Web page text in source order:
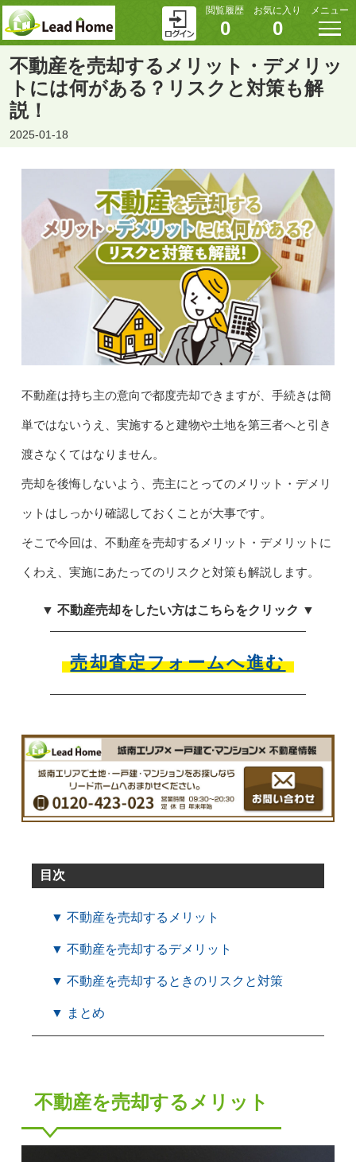
閲覧履歴
0
お気に入り
0
メニュー
不動産を売却するメリット・デメリッ
トには何がある？リスクと対策も解
説！
2025-01-18
不動産は持ち主の意向で都度売却できますが、手続きは簡
単ではないうえ、実施すると建物や土地を第三者へと引き
渡さなくてはなりません。
売却を後悔しないよう、売主にとってのメリット・デメリ
ットはしっかり確認しておくことが大事です。
そこで今回は、不動産を売却するメリット・デメリットに
くわえ、実施にあたってのリスクと対策も解説します。
▼ 不動産売却をしたい方はこちらをクリック ▼
売却査定フォームへ進む
目次
▼ 不動産を売却するメリット
▼ 不動産を売却するデメリット
▼ 不動産を売却するときのリスクと対策
▼ まとめ
不動産を売却するメリット